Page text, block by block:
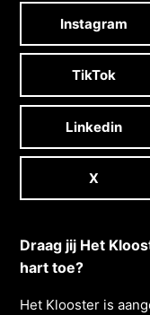
Instagram
TikTok
Linkedin
X
Draag jij Het
hart toe?
Het Klooster is